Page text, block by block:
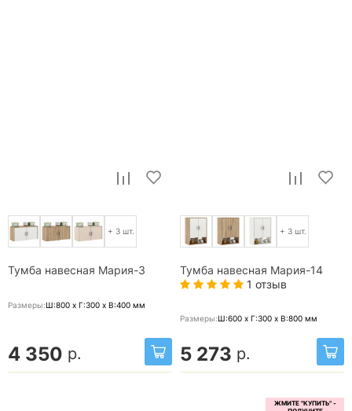
+ 3 шт.
Тумба навесная Мария-3
Размеры:Ш:800 x Г:300 x В:400 мм
4 350 р.
+ 3 шт.
Тумба навесная Мария-14
1 отзыв
Размеры:Ш:600 x Г:300 x В:800 мм
5 273 р.